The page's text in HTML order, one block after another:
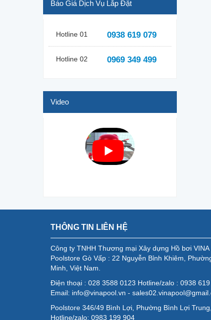
Báo Giá Dịch Vụ Lắp Đặt
Hotline 01 0938 619 079
Hotline 02 0969 349 499
Video
THÔNG TIN LIÊN HỆ
Công ty TNHH Thương mại Xây dựng Hồ bơi VINA
Poolstore Gò Vấp : 22 Nguyễn Bỉnh Khiêm,
Minh, Việt Nam.
Điện thoại : 028 3588 0123 Hotline/zalo : 0938
Email: info@vinapool.vn -
Poolstore 346/49 Bình Lợi, Phường Bình Lợi
Hotline/zalo: 0983 199 904